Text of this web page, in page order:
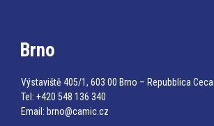
Brno
Výstaviště 405/1, 603 00 Brno – Repubblica Ceca
Tel:+420 548 136 340
Email: brno@camic.cz